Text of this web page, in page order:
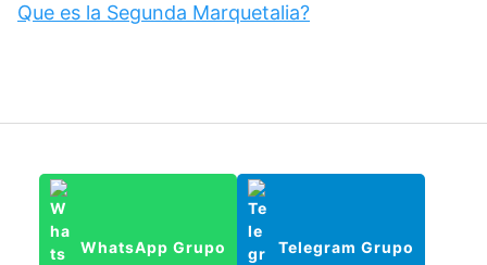
Que es la Segunda Marquetalia?
WhatsApp Grupo Telegram Grupo